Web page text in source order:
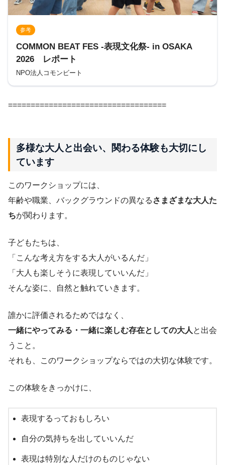
参考
COMMON BEAT FES -表現文化祭- in OSAKA
2026 レポート
NPO法人コモンビート
===================================
多様な大人と出会い、関わる体験も大切にし
ています
このワークショップには、
年齢や職業、バックグラウンドの異なる さまざまな大人た
ちが関わります。
子どもたちは、
「こんな考え方をする大人がいるんだ」
「大人も楽しそうに表現していいんだ」
そんな姿に、自然と触れていきます。
誰かに評価されるためではなく、
一緒にやってみる・一緒に楽しむ存在としての大人 と出会
うこと。
それも、このワークショップならではの大切な体験です。
この体験をきっかけに、
表現するっておもしろい
自分の気持ちを出していいんだ
表現は特別な人だけのものじゃない